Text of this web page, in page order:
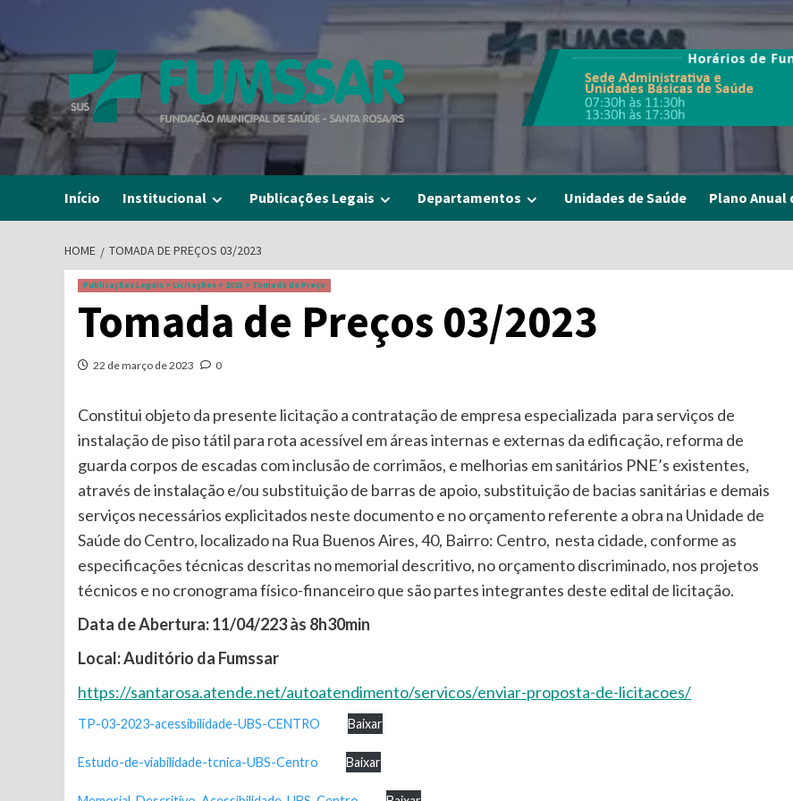
content
Início Institucional Publicações Legais Departamentos Unidades de Saúde Plano Anual
HOME TOMADA DE PREÇOS 03/2023
Publicações Legais > Licitações > 2023 > Tomada de Preço
Tomada de Preços 03/2023
22 de março de 2023 0
Constitui objeto da presente licitação a contratação de empresa especializada para serviços de
instalação de piso tátil para rota acessível em áreas internas e externas da edificação, reforma de
guarda corpos de escadas com inclusão de corrimãos, e melhorias em sanitários PNE’s existentes,
através de instalação e/ou substituição de barras de apoio, substituição de bacias sanitárias e demais
serviços necessários explicitados neste documento e no orçamento referente a obra na Unidade de
Saúde do Centro, localizado na Rua Buenos Aires, 40, Bairro: Centro, nesta cidade, conforme as
especificações técnicas descritas no memorial descritivo, no orçamento discriminado, nos projetos
técnicos e no cronograma físico-financeiro que são partes integrantes deste edital de licitação.
Data de Abertura: 11/04/223 às 8h30min
Local: Auditório da Fumssar
https://santarosa.atende.net/autoatendimento/servicos/enviar-proposta-de-licitacoes/
TP-03-2023-acessibilidade-UBS-CENTRO Baixar
Estudo-de-viabilidade-tcnica-UBS-Centro Baixar